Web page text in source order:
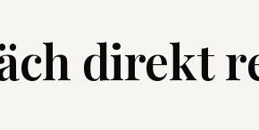
direkt